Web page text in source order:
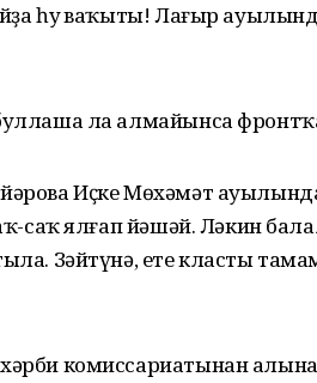
һуң ваҡыты! Лағыр
ла алмайынса
Иҫке Мөхәмәт
саҡ ялғап йәшәй. Ләкин
Зәйтүнә, ете класты
комиссариатынан алына.